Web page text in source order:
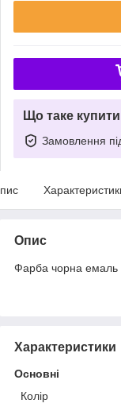
Що таке
Замовлення
Опис
Фарба чорна емаль
Характеристики
Основні
Колір